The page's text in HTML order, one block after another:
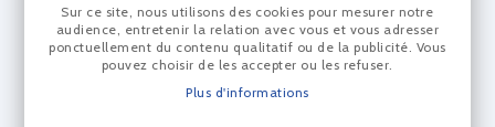
Sur ce site, nous utilisons des cookies pour mesurer notre
audience, entretenir la relation avec vous et vous adresser
ponctuellement du contenu qualitatif ou de la publicité. Vous
pouvez choisir de les accepter ou les refuser.
Plus d'informations
CERTIFICAT DIAMANT